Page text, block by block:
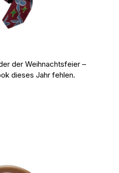
der Weihnachtsfeier –
dieses Jahr fehlen.